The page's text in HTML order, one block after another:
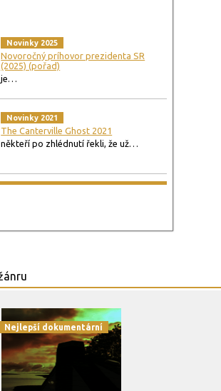
Novinky 2025
Novoročný príhovor prezidenta SR
(2025) (pořad)
je…
Novinky 2021
The Canterville Ghost 2021
někteří po zhlédnutí řekli, že už…
Nejlepší dokumentární